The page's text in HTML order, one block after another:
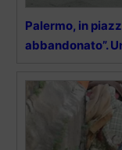
Palermo, in
abbandonato”.